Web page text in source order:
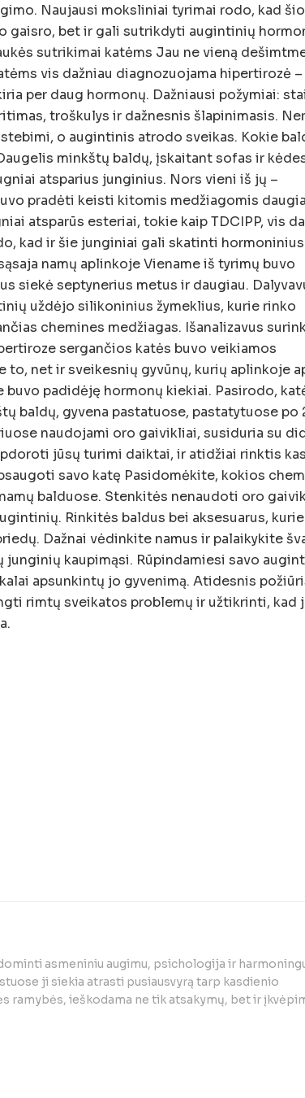
Naujausi moksliniai tyrimai rodo, kad
gaisro, bet ir gali sutrikdyti augintinių
sutrikimai katėms Jau ne vieną
vis dažniau diagnozuojama hipertirozė –
per daug hormonų. Dažniausi požymiai:
troškulys ir dažnesnis šlapinimasis.
o augintinis atrodo sveikas. Kokie
minkštų baldų, įskaitant sofas ir
atsparius junginius. Nors vieni iš jų –
pradėti keisti kitomis medžiagomis
atsparūs esteriai, tokie kaip TDCIPP, vis
kad ir šie junginiai gali skatinti hormoninius
namų aplinkoje Viename iš tyrimų buvo
siekė septynerius metus ir daugiau.
uždėjo silikoninius žymeklius, kurie rinko
chemines medžiagas. Išanalizavus
sergančios katės buvo veikiamos
to, net ir sveikesnių gyvūnų, kurių aplinkoje
buvo padidėję hormonų kiekiai. Pasirodo,
baldų, gyvena pastatuose, pastatytuose po
naudojami oro gaivikliai, susiduria su
jūsų turimi daiktai, ir atidžiai rinktis
savo katę Pasidomėkite, kokios
balduose. Stenkitės nenaudoti oro
Rinkitės baldus bei aksesuarus, kurie
Dažnai vėdinkite namus ir palaikykite
junginių kaupimąsi. Rūpindamiesi savo
apsunkintų jo gyvenimą. Atidesnis
rimtų sveikatos problemų ir užtikrinti, kad
asmeniniu augimu, psichologija ir
ji siekia atrasti pusiausvyrą tarp kasdienio
ramybės, ieškodama ne tik atsakymų, bet ir